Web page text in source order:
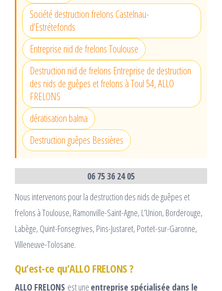
Société destruction frelons Castelnau-
d'Estrétefonds
Entreprise nid de frelons Toulouse
Destruction nid de frelons Entreprise de destruction
des nids de guêpes et frelons à Toul 54, ALLO
FRELONS
dératisation balma
Destruction guêpes Bessières
06 75 36 24 05
Nous intervenons pour la destruction des nids de guêpes et
frelons à Toulouse, Ramonville-Saint-Agne, L’Union, Borderouge,
Labège, Quint-Fonsegrives, Pins-Justaret, Portet-sur-Garonne,
Villeneuve-Tolosane.
Qu’est-ce qu’ALLO FRELONS ?
ALLO FRELONS est une entreprise spécialisée dans le